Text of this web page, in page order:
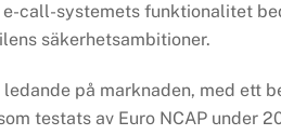
call-systemets funktionalitet
säkerhetsambitioner.
på marknaden, med ett
testats av Euro NCAP under